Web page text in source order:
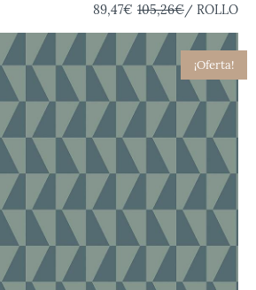
89,47€ 105,26€/ ROLLO
¡Oferta!